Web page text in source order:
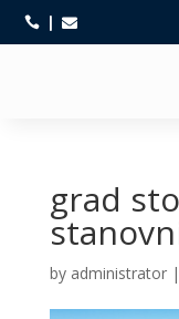
 
grad
by administrator|